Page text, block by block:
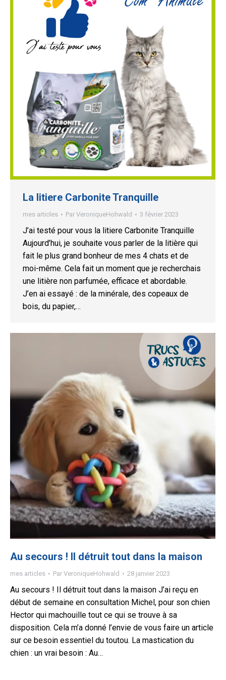
La litiere Carbonite Tranquille
mes articles Par VeroniqueHohwald 3 février 2023
J’ai testé pour vous la litiere Carbonite Tranquille
Aujourd’hui, je souhaite vous parler de la litière qui
fait le plus grand bonheur de mes 4 chats et de
moi-même. Cela fait un moment que je recherchais
une litière non parfumée, efficace et abordable.
J’en ai essayé : de la minérale, des copeaux de
bois, du papier,…
Au secours ! Il détruit tout dans la maison
mes articles Par VeroniqueHohwald 28 janvier 2023
Au secours ! Il détruit tout dans la maison J’ai reçu en
début de semaine en consultation Michel, pour son chien
Hector qui machouille tout ce qui se trouve à sa
disposition. Cela m’a donné l’envie de vous faire un article
sur ce besoin essentiel du toutou. La mastication du
chien : un vrai besoin : Au…